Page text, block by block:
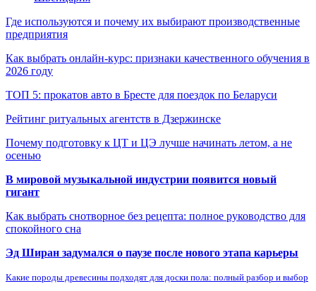
Где используются и почему их выбирают производственные
предприятия
Как выбрать онлайн-курс: признаки качественного обучения в
2026 году
ТОП 5: прокатов авто в Бресте для поездок по Беларуси
Рейтинг ритуальных агентств в Дзержинске
Почему подготовку к ЦТ и ЦЭ лучше начинать летом, а не
осенью
В мировой музыкальной индустрии появится новый
гигант
Как выбрать снотворное без рецепта: полное руководство для
спокойного сна
Эд Ширан задумался о паузе после нового этапа карьеры
Какие породы древесины подходят для доски пола: полный разбор и выбор